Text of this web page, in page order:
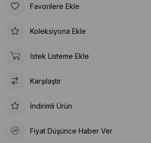
Favorilere Ekle
Koleksiyona Ekle
İstek Listeme Ekle
Karşılaştır
İndirimli Ürün
Fiyat Düşünce Haber Ver